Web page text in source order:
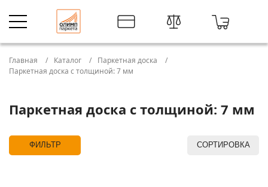
Главная Каталог
Паркетная доска
Паркетная доска с толщиной: 7 мм
Паркетная доска с толщиной: 7 мм
ФИЛЬТР СОРТИРОВКА